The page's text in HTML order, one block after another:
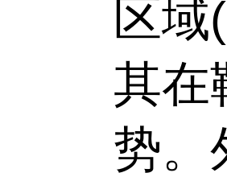
区
其在
势。